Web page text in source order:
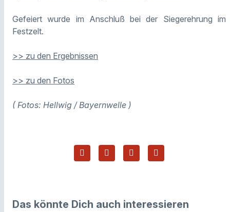
Gefeiert wurde im Anschluß bei der Siegerehrung im
Festzelt.
>> zu den Ergebnissen
>> zu den Fotos
( Fotos: Hellwig / Bayernwelle )
Das könnte Dich auch interessieren